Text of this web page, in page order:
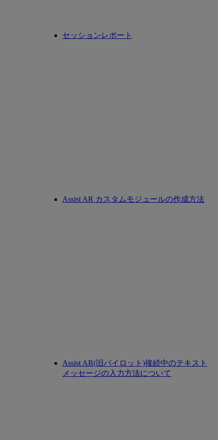
セッションレポート
Assist AR カスタムモジュールの作成方法
Assist AR(旧パイロット)接続中のテキスト
メッセージの入力方法について